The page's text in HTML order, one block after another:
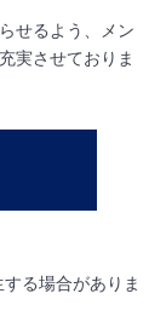
せるよう、メン
実させておりま
る場合がありま